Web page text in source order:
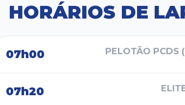
HORÁRIOS DE
07h00 PELOTÃO PCDS
07h20